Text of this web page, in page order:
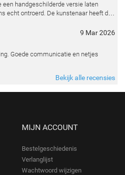
een handgeschilderde versie laten
echt ontroerd. De kunstenaar heeft de
9 Mar 2026
Goede communicatie en netjes
Bekijk alle recensies
MIJN ACCOUNT
Bestelgeschiedenis
Verlanglijst
Wachtwoord wijzigen